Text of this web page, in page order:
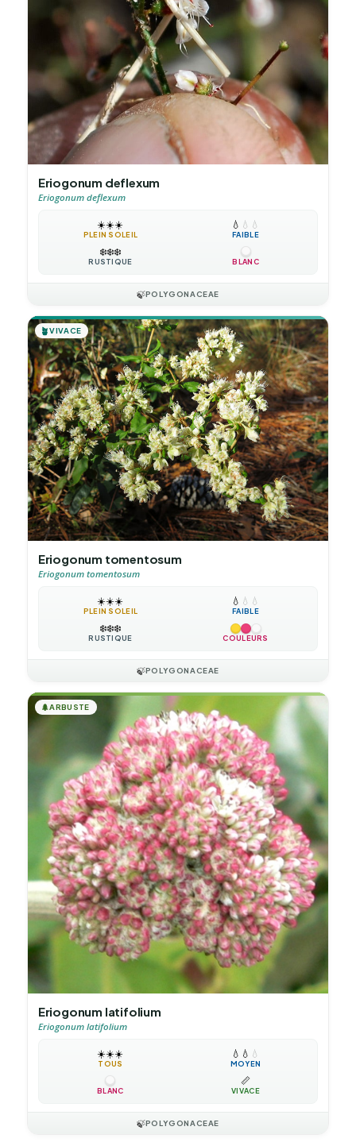
Eriogonum deflexum
Eriogonum deflexum
☀️☀️☀️
PLEIN SOLEIL
💧 💧 💧
FAIBLE
❄️❄️❄️
RUSTIQUE BLANC
🍃POLYGONACEAE
🪴VIVACE
Eriogonum tomentosum
Eriogonum tomentosum
☀️☀️☀️
PLEIN SOLEIL
💧 💧 💧
FAIBLE
❄️❄️❄️
RUSTIQUE COULEURS
🍃POLYGONACEAE
🌲ARBUSTE
Eriogonum latifolium
Eriogonum latifolium
☀️☀️☀️
TOUS
💧 💧 💧
MOYEN
BLANC
📏
VIVACE
🍃POLYGONACEAE